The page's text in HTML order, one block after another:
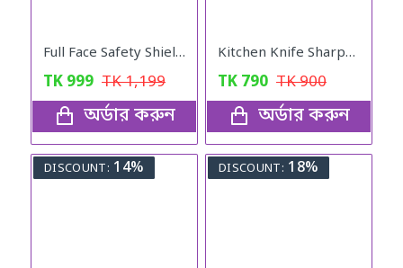
Full Face Safety Shield with Filter
TK 999 TK1,199
অর্ডার করুন
Kitchen Knife Sharpener
TK 790 TK900
অর্ডার করুন
DISCOUNT: 14% DISCOUNT: 18%